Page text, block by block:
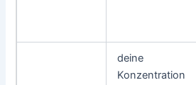
deine
Konzentration